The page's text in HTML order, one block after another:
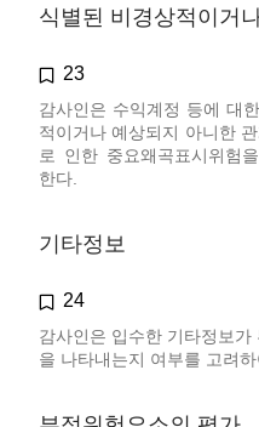
식별된 비경상적이거
23
감사인은 수익계정 등에 대
적이거나 예상되지 아니한
로 인한 중요왜곡표시위험
한다.
기타정보
24
감사인은 입수한 기타정보
을 나타내는지 여부를 고려